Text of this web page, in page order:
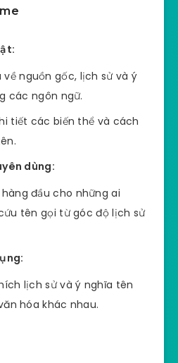
về nguồn gốc, lịch sử và ý
các ngôn ngữ.
tiết các biến thể và cách
dùng:
đầu cho những ai
tên gọi từ góc độ lịch sử
lịch sử và ý nghĩa tên
hóa khác nhau.